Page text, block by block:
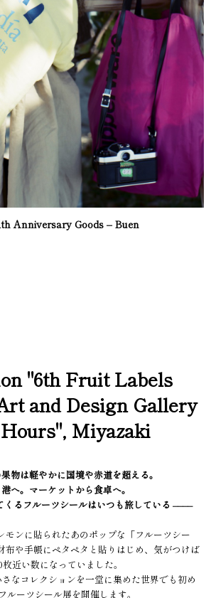
Anniversary Goods – Buen
"6th Fruit Labels
and Design Gallery
Miyazaki
物は軽やかに国境や赤道を超える。
へ。マーケットから食卓へ。
るフルーツシールはいつも旅している ––––
モンに貼られたあのポップな「フルーツシー
布や手帳にペタペタと貼りはじめ、気がつけば
枚近い数になっていました。
なコレクションを一堂に集めた世界でも初め
ルーツシール展を開催します。